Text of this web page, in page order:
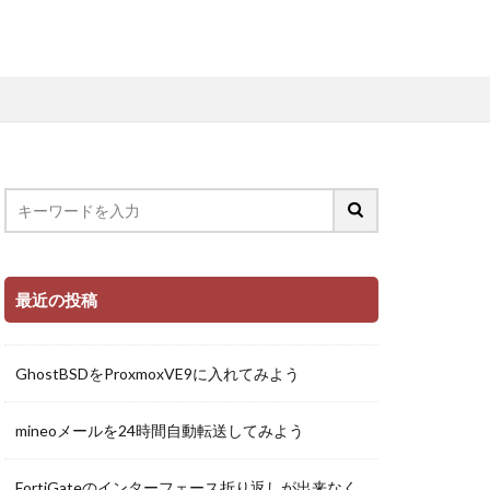
最近の投稿
GhostBSDをProxmoxVE9に入れてみよう
mineoメールを24時間自動転送してみよう